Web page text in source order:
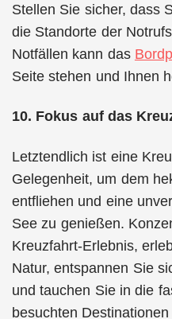
Stellen Sie sicher, dass
die Standorte der
Notfällen kann das
Seite stehen und Ihnen
10. Fokus auf das
Letztendlich ist eine
Gelegenheit, um dem
entfliehen und eine
See zu genießen.
Kreuzfahrt-Erlebnis,
Natur, entspannen Sie
und tauchen Sie in die
besuchten